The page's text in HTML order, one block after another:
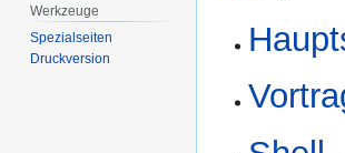
Werkzeuge
Spezialseiten
Druckversion